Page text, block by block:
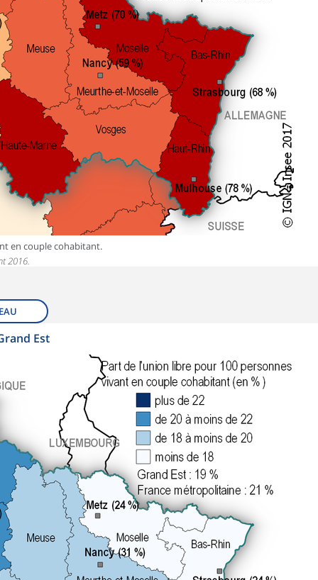
en couple cohabitant.
2016.
Est